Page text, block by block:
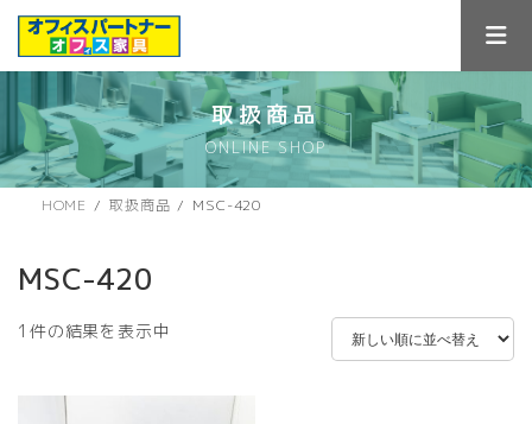
ス
キ
ン
に
取扱商品
ONLINE SHOP
HOME 取扱商品 MSC-420
MSC-420
1件の結果を表示中